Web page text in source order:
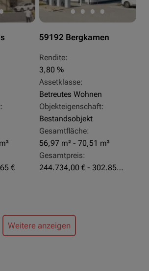
€
59192 Bergkamen
Rendite:
3,80 %
Assetklasse:
Betreutes Wohnen
Objekteigenschaft:
Bestandsobjekt
Gesamtfläche:
56,97 m² - 70,51 m²
Gesamtpreis:
244.734,00 € - 302.855,00 €
Weitere anzeigen